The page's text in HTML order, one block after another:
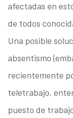
afectadas en
de todos
Una posible
absentismo
recientemente
teletrabajo,
puesto de